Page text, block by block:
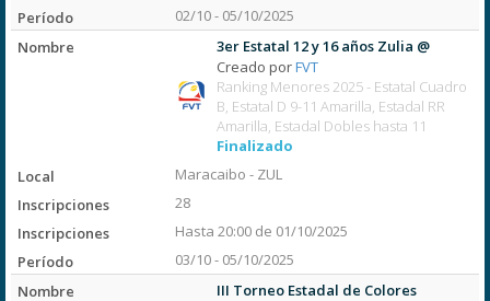
02/10 - 05/10/2025
3er Estatal 12 y 16 años Zulia @
Creado porFVT
Ranking Menores 2025 - Estatal Cuadro
B, Estatal D 9-11 Amarilla, Estadal RR
Amarilla, Estadal Dobles hasta 11
Finalizado
Maracaibo - ZUL
28
Hasta 20:00 de 01/10/2025
03/10 - 05/10/2025
III Torneo Estadal de Colores